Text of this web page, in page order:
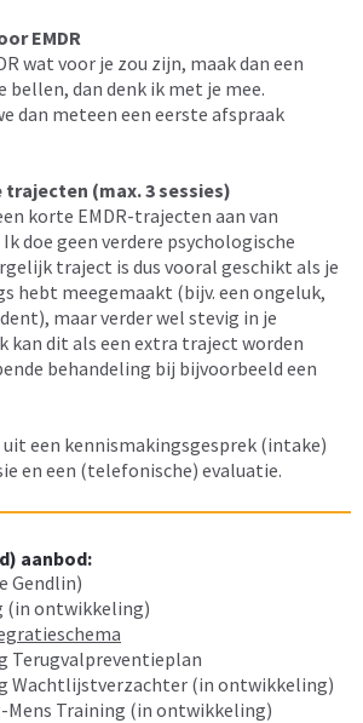
EMDR
wat voor je zou zijn, maak dan een
bellen, dan denk ik met je mee.
dan meteen een eerste afspraak
(max. 3 sessies)
korte EMDR-trajecten aan van
doe geen verdere psychologische
traject is dus vooral geschikt als je
hebt meegemaakt (bijv. een ongeluk,
maar verder wel stevig in je
kan dit als een extra traject worden
behandeling bij bijvoorbeeld een
een kennismakingsgesprek (intake)
en een (telefonische) evaluatie.
aanbod:
Gendlin)
(in ontwikkeling)
Terugvalpreventieplan
Wachtlijstverzachter (in ontwikkeling)
Mens Training (in ontwikkeling)